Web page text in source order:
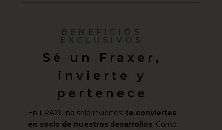
BENEFICIOS
EXCLUSIVOS
Sé un Fraxer,
invierte y
pertenece
En FRAXU no solo inviertes: te conviertes
en socio de nuestros desarrollos. Como